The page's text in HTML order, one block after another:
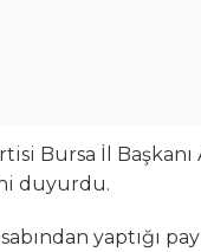
Bursa İl
duyurdu.
yaptığı